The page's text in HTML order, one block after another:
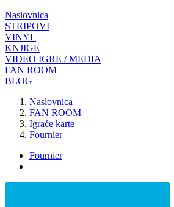
Naslovnica
STRIPOVI
VINYL
KNJIGE
VIDEO IGRE / MEDIA
FAN ROOM
BLOG
Naslovnica
FAN ROOM
Igraće karte
Fournier
Fournier